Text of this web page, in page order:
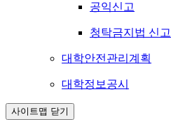
공익신고
청탁금지법 신고
대학안전관리계획
대학정보공시
사이트맵 닫기